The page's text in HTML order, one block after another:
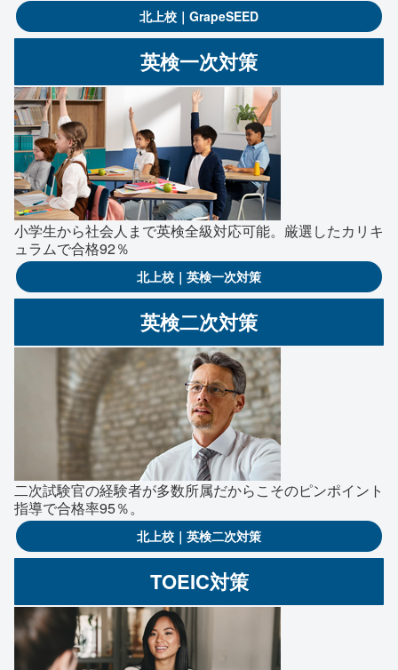
北上校｜GrapeSEED
英検一次対策
小学生から社会人まで英検全級対応可能。厳選したカリキ
ュラムで合格92％
北上校｜英検一次対策
英検二次対策
二次試験官の経験者が多数所属だからこそのピンポイント
指導で合格率95％。
北上校｜英検二次対策
TOEIC対策